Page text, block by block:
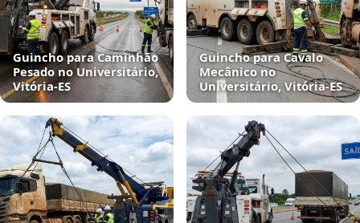
Guincho para Caminhão
Pesado no Universitário,
Vitória‑ES
Guincho para Cavalo
Mecânico no
Universitário, Vitória‑ES